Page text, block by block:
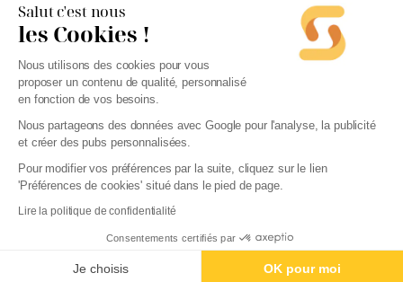
Salut c'est nous
les Cookies !
Nous utilisons des cookies pour vous
proposer un contenu de qualité, personnalisé
en fonction de vos besoins.
Nous partageons des données avec Google pour l'analyse, la publicité
et créer des pubs personnalisées.
Pour modifier vos préférences par la suite, cliquez sur le lien
'Préférences de cookies' situé dans le pied de page.
Lire la politique de confidentialité
Consentements certifiés par
Je choisis OK pour moi
Confier ma compta - 29€
Services
Comptabilité pas cher
Offres de comptabilité par métier
Offres de comptabilité par ville
Tarifs
Devis comptable gratuit
Liens utiles
Découvrez Swapn
Avis clients
Devenir partenaire
Engagements éthiques
L-Expert-Comptable.com
pour en savoir plus.
Simulateurs et calculateurs Webinaires
Politique de protection des données personnelles